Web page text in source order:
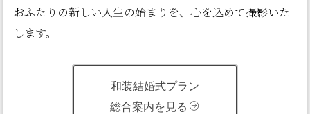
おふたりの新しい人生の始まりを、心を込めて撮影いた
します。
和装結婚式プラン
総合案内を見る